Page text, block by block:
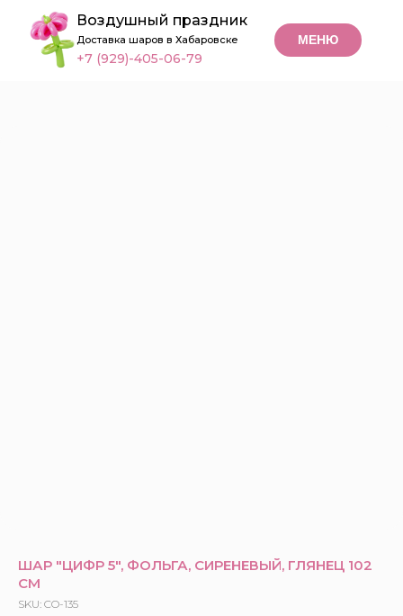
МЕНЮ
Воздушный праздник
Доставка шаров в Хабаровске
+7 (929)-405-06-79
ШАР "ЦИФР 5", ФОЛЬГА, СИРЕНЕВЫЙ, ГЛЯНЕЦ 102
СМ
SKU: CO-135